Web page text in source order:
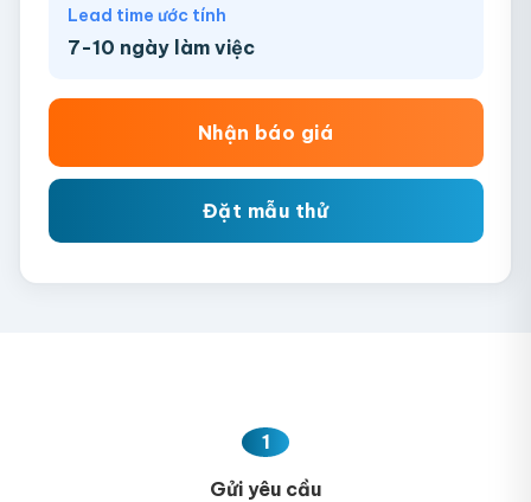
Mẫu thùng carton đựng dừa xuất khẩu 1
Lead time ước tính
7-10 ngày làm việc
Nhận báo giá
Đặt mẫu thử
1
Gửi yêu cầu